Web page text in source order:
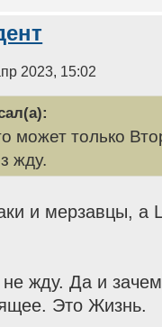
2023, 15:02
может только
жду.
и мерзавцы,
жду. Да и
Это Жизнь.